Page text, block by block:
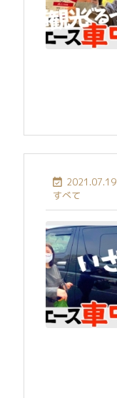
 2021.07.19
すべて